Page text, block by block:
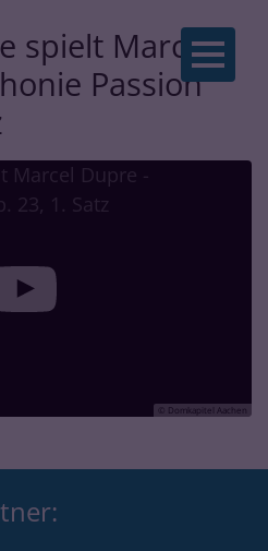
spielt Marcel
Passion
© Domkapitel Aachen